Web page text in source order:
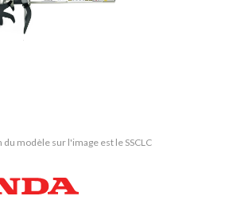
du modèle sur l'image est le SSCLC